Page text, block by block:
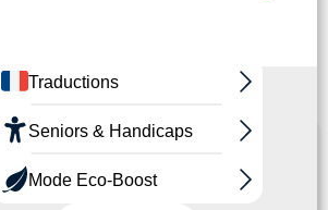
21h00 à 1h00 et le dimanche et
à 18h00 en juin, juillet et août.
musicien)